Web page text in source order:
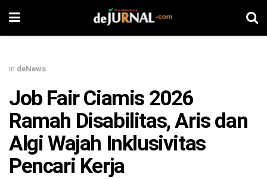
in deNews
Job Fair Ciamis 2026
Ramah Disabilitas, Aris dan
Algi Wajah Inklusivitas
Pencari Kerja